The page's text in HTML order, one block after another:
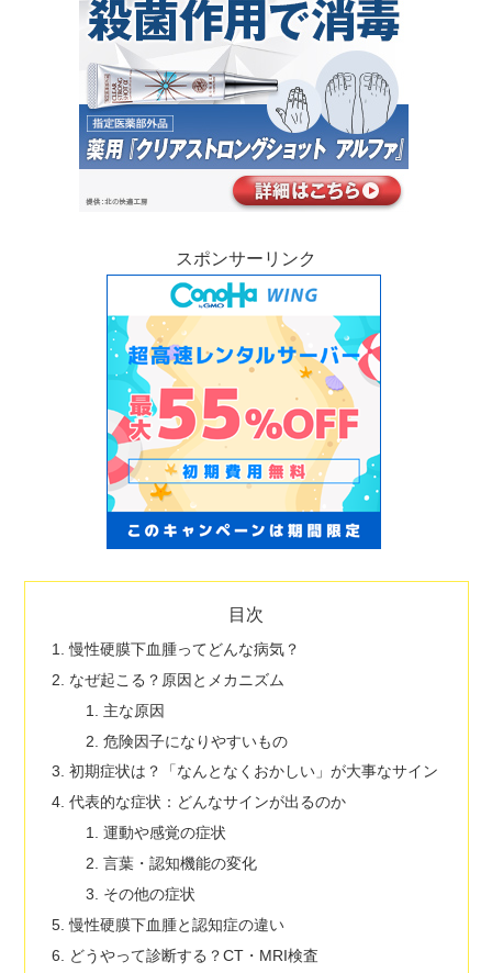
スポンサーリンク
目次
慢性硬膜下血腫ってどんな病気？
なぜ起こる？原因とメカニズム
主な原因
危険因子になりやすいもの
初期症状は？「なんとなくおかしい」が大事なサイン
代表的な症状：どんなサインが出るのか
運動や感覚の症状
言葉・認知機能の変化
その他の症状
慢性硬膜下血腫と認知症の違い
どうやって診断する？CT・MRI検査